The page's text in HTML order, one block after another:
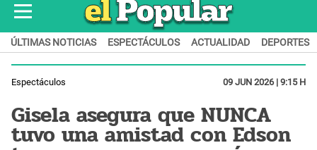
ÚLTIMAS NOTICIAS ESPECTÁCULOS ACTUALIDAD DEPORTES
Espectáculos 09 JUN 2026 | 9:15 H
Gisela asegura que NUNCA
tuvo una amistad con Edson